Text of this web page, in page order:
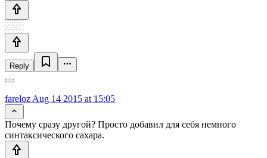
Reply
fareloz Aug 14 2015 at 15:05
Почему сразу другой? Просто добавил для себя немного
синтаксического сахара.